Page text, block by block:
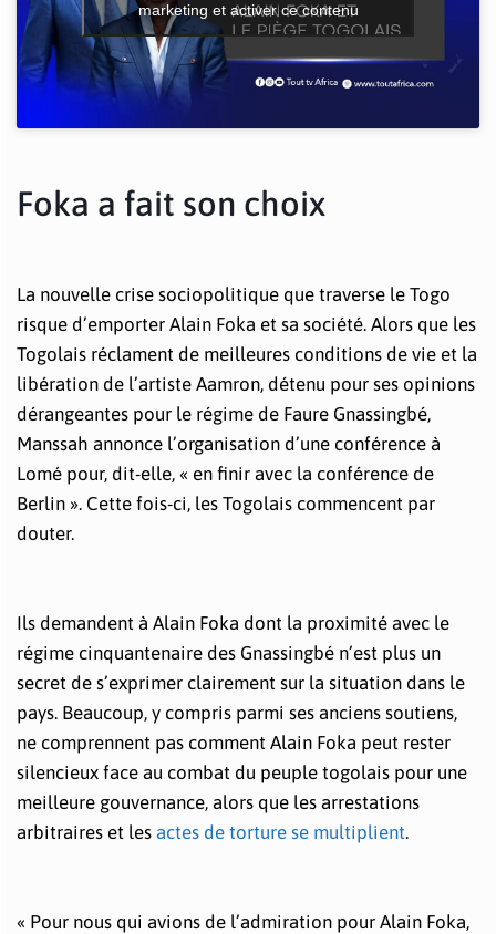
marketing et activer ce contenu
Foka a fait son choix
La nouvelle crise sociopolitique que traverse le Togo
risque d’emporter Alain Foka et sa société. Alors que les
Togolais réclament de meilleures conditions de vie et la
libération de l’artiste Aamron, détenu pour ses opinions
dérangeantes pour le régime de Faure Gnassingbé,
Manssah annonce l’organisation d’une conférence à
Lomé pour, dit-elle, « en finir avec la conférence de
Berlin ». Cette fois-ci, les Togolais commencent par
douter.
Ils demandent à Alain Foka dont la proximité avec le
régime cinquantenaire des Gnassingbé n’est plus un
secret de s’exprimer clairement sur la situation dans le
pays. Beaucoup, y compris parmi ses anciens soutiens,
ne comprennent pas comment Alain Foka peut rester
silencieux face au combat du peuple togolais pour une
meilleure gouvernance, alors que les arrestations
arbitraires et les actes de torture se multiplient.
« Pour nous qui avions de l’admiration pour Alain Foka,